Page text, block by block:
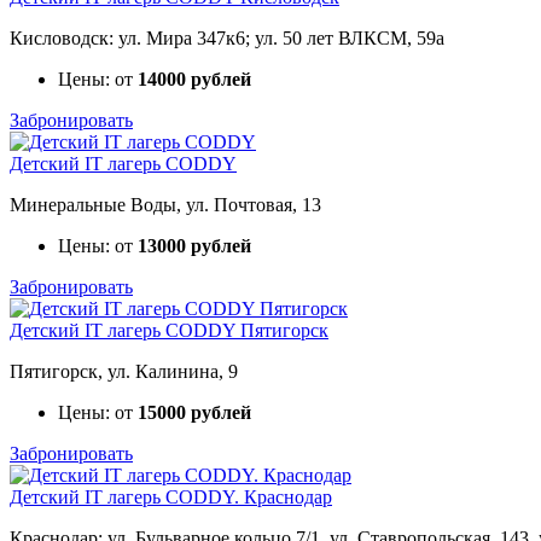
Кисловодск: ул. Мира 347к6; ул. 50 лет ВЛКСМ, 59а
Цены: от 14000 рублей
Забронировать
Детский IT лагерь CODDY
Минеральные Воды, ул. Почтовая, 13
Цены: от 13000 рублей
Забронировать
Детский IT лагерь CODDY Пятигорск
Пятигорск, ул. Калинина, 9
Цены: от 15000 рублей
Забронировать
Детский IT лагерь CODDY. Краснодар